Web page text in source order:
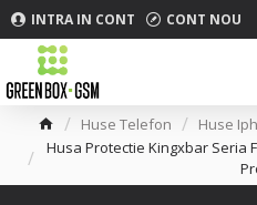
INTRA IN CONT CONT NOU
Huse Telefon Huse
Husa Protectie Kingxbar Seria